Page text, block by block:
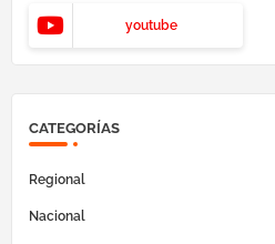
youtube
CATEGORÍAS
Regional
Nacional